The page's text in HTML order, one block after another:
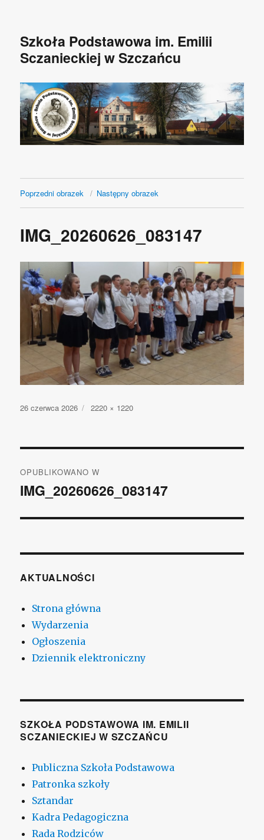
Szkoła Podstawowa im. Emilii
Sczanieckiej w Szczańcu
Poprzedni obrazek Następny obrazek
IMG_20260626_083147
Opublikowano
26 czerwca 2026
Pełny
2220 × 1220
wpisu
OPUBLIKOWANO W
IMG_20260626_083147
AKTUALNOŚCI
Strona główna
Wydarzenia
Ogłoszenia
Dziennik elektroniczny
SZKOŁA PODSTAWOWA IM. EMILII
SCZANIECKIEJ W SZCZAŃCU
Publiczna Szkoła Podstawowa
Patronka szkoły
Sztandar
Kadra Pedagogiczna
Rada Rodziców